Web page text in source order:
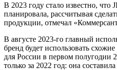
В 2023 году стало известно, что
планировала, рассчитывая
продукции, отмечал
В августе 2023-го главный
бренд будет использовать
для России в первом полугодии
только за 2022 год: она